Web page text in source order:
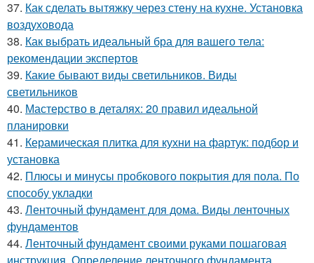
37. Как сделать вытяжку через стену на кухне. Установка
воздуховода
38. Как выбрать идеальный бра для вашего тела:
рекомендации экспертов
39. Какие бывают виды светильников. Виды
светильников
40. Мастерство в деталях: 20 правил идеальной
планировки
41. Керамическая плитка для кухни на фартук: подбор и
установка
42. Плюсы и минусы пробкового покрытия для пола. По
способу укладки
43. Ленточный фундамент для дома. Виды ленточных
фундаментов
44. Ленточный фундамент своими руками пошаговая